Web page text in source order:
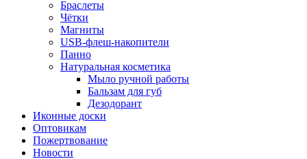
Браслеты
Чётки
Магниты
USB-флеш-накопители
Панно
Натуральная косметика
Мыло ручной работы
Бальзам для губ
Дезодорант
Иконные доски
Оптовикам
Пожертвование
Новости